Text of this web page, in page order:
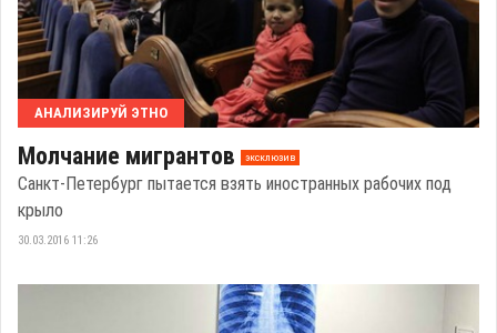
АНАЛИЗИРУЙ ЭТНО
Молчание мигрантов эксклюзив
Санкт-Петербург пытается взять иностранных рабочих под
крыло
30.03.2016 11:26